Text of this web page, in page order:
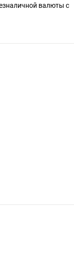
валюты с